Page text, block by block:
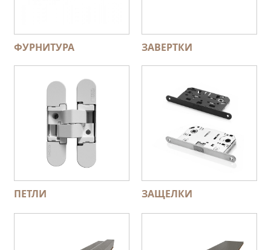
ФУРНИТУРА ЗАВЕРТКИ
ПЕТЛИ ЗАЩЕЛКИ